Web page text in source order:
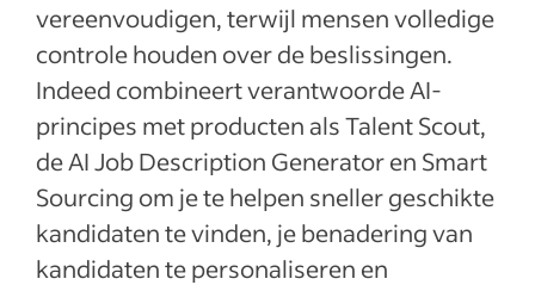
vereenvoudigen, terwijl mensen volledige
controle houden over de beslissingen.
Indeed combineert verantwoorde AI-
principes met producten als Talent Scout,
de AI Job Description Generator en Smart
Sourcing om je te helpen sneller geschikte
kandidaten te vinden, je benadering van
kandidaten te personaliseren en